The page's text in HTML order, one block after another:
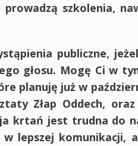
szkolenia,
publiczne,
głosu. Mogę Ci w
planuję już w
Złap Oddech,
krtań jest trudna do
lepszej komunikacji,